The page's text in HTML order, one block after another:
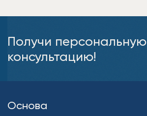
Получи персональную
консультацию!
Основа